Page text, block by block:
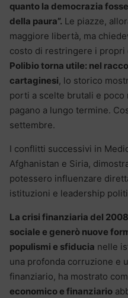
quanto la democrazia
della paura”. Le piazze,
maggiore libertà, ma
costo di restringere i propri
Polibio torna utile: nel
cartaginesi, lo storico
porti a scelte brutali e
pagano a lungo termine.
settembre.
I conflitti successivi in
Afghanistan e Siria,
potessero influenzare
istituzioni e leadership
La crisi finanziaria del
sociale e generò nuove
populismi e sfiducia nelle
una profonda corruzione e
finanziario, ha mostrato
economico e finanziario